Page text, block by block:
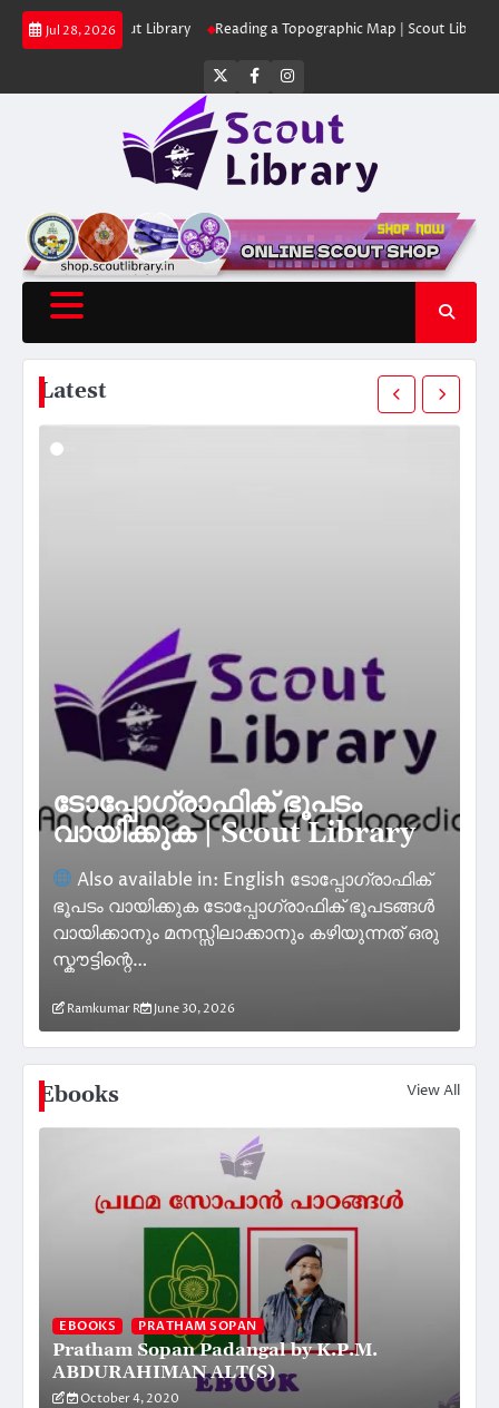
Skip
Jul 28, 2026
| Scout Library Reading a Topographic Map | Scout Library
Twitter
FacebookInstagram
Latest
ടോപ്പോഗ്രാഫിക് ഭൂപടം
വായിക്കുക | Scout Library
Also available in: English ടോപ്പോഗ്രാഫിക്
ഭൂപടം വായിക്കുക ടോപ്പോഗ്രാഫിക് ഭൂപടങ്ങൾ
വായിക്കാനും മനസ്സിലാക്കാനും കഴിയുന്നത് ഒരു
സ്കൗട്ടിന്റെ…
Ramkumar R June 30, 2026
Ebooks View All
EBOOKS PRATHAM SOPAN
Pratham Sopan Padangal by K.P.M.
ABDURAHIMAN ALT(S)
October 4, 2020